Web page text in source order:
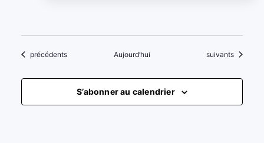
Évènements
précédents Aujourd’hui Évènements
suivants
S’abonner au calendrier